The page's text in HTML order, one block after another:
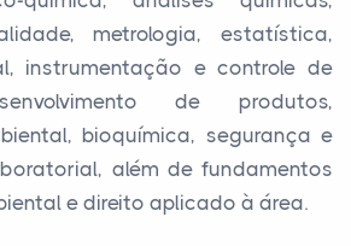
metrologia, estatística,
instrumentação e controle de
de produtos,
bioquímica, segurança e
além de fundamentos
e direito aplicado à área.